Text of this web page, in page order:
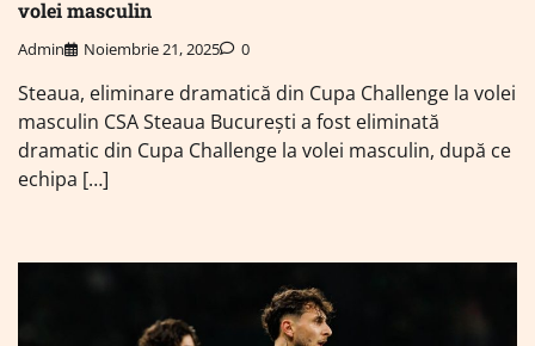
volei masculin
Admin Noiembrie 21, 2025 0
Steaua, eliminare dramatică din Cupa Challenge la volei
masculin CSA Steaua Bucureşti a fost eliminată
dramatic din Cupa Challenge la volei masculin, după ce
echipa […]